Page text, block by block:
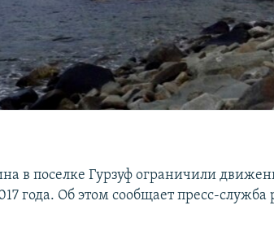
в поселке Гурзуф ограничили
года. Об этом сообщает пресс-служба